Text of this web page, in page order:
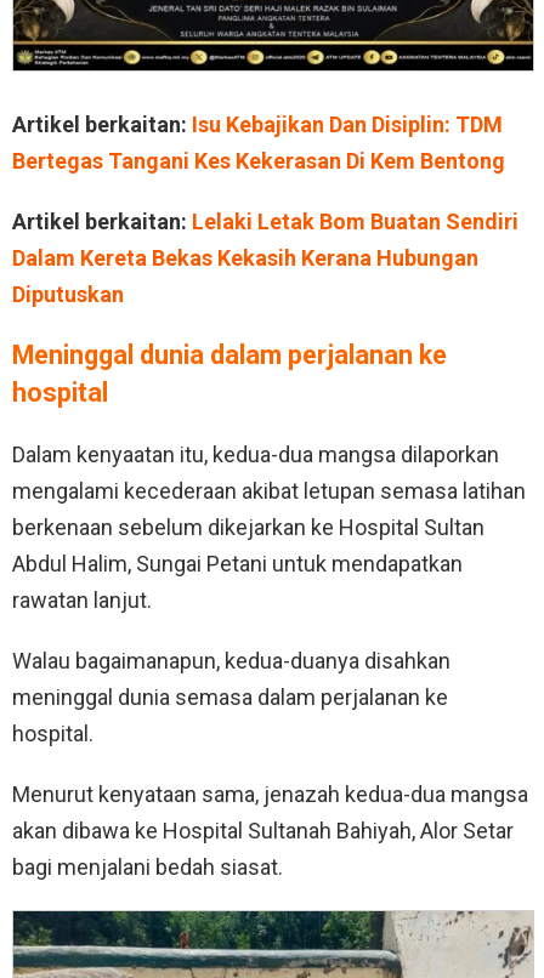
Artikel berkaitan: Isu Kebajikan Dan Disiplin: TDM
Bertegas Tangani Kes Kekerasan Di Kem Bentong
Artikel berkaitan: Lelaki Letak Bom Buatan Sendiri
Dalam Kereta Bekas Kekasih Kerana Hubungan
Diputuskan
Meninggal dunia dalam perjalanan ke
hospital
Dalam kenyaatan itu, kedua-dua mangsa dilaporkan
mengalami kecederaan akibat letupan semasa latihan
berkenaan sebelum dikejarkan ke Hospital Sultan
Abdul Halim, Sungai Petani untuk mendapatkan
rawatan lanjut.
Walau bagaimanapun, kedua-duanya disahkan
meninggal dunia semasa dalam perjalanan ke
hospital.
Menurut kenyataan sama, jenazah kedua-dua mangsa
akan dibawa ke Hospital Sultanah Bahiyah, Alor Setar
bagi menjalani bedah siasat.